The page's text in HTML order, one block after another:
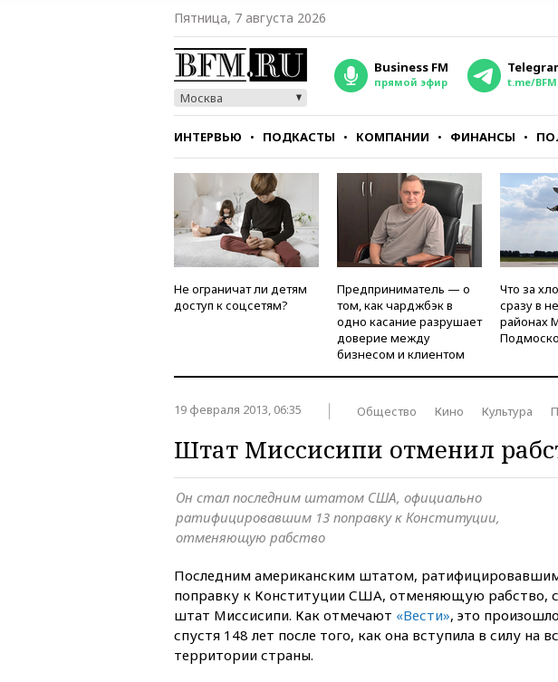
Пятница, 7 августа 2026
Москва
Business FM
прямой эфир t.me/
ИНТЕРВЬЮ ПОДКАСТЫ КОМПАНИИ ФИНАНСЫ
СТИЛЬ ТЕСТЫ
Не ограничат ли детям
доступ к соцсетям?
Предприниматель — о
том, как чарджбэк в
одно касание разрушает
доверие между
бизнесом и клиентом
Что за
сразу в
районах
19 февраля 2013, 06:35 Общество Кино Культура
Штат Миссисипи отменил
Он стал последним штатом США, официально
ратифицировавшим 13 поправку к Конституции,
отменяющую рабство
Последним американским штатом,
поправку к Конституции США, отменяющую рабство,
штат Миссисипи. Как отмечают «Вести», это произошло
спустя 148 лет после того, как она вступила в силу на
территории страны.